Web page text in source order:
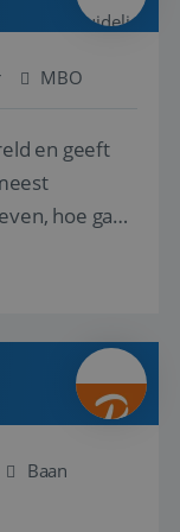
MBO
en geeft
hoe gaaf
als op
A...
Baan
5 maanden 4
weken